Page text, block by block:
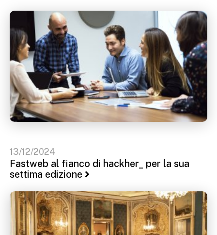
13/12/2024
Fastweb al fianco di hackher_ per la sua
settima edizione